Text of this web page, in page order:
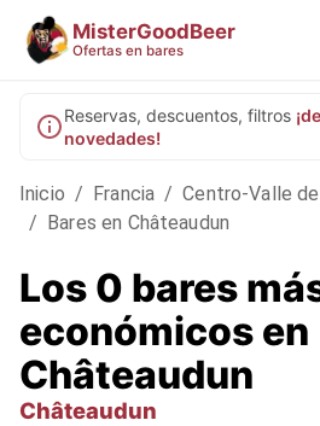
MisterGoodBeer
Ofertas en bares
Reservas, descuentos, filtros
novedades!
Inicio / Francia / Centro-Valle
/ Bares en Châteaudun
Los 0 bares
económicos en
Châteaudun
Châteaudun